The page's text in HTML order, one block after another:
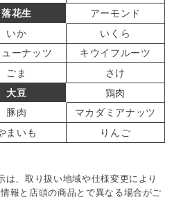
落花生
アーモンド
いか
いくら
ーナッツ
キウイフルーツ
ごま
さけ
大豆
鶏肉
豚肉
マカダミアナッツ
まいも
りんご
、取り扱い地域や仕様変更により
報と店頭の商品とで異なる場合がご